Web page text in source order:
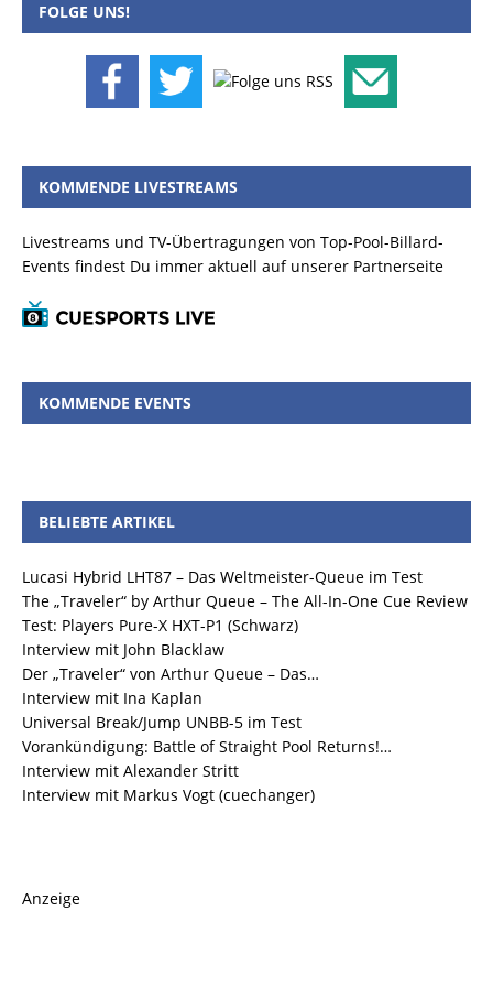
FOLGE UNS!
KOMMENDE LIVESTREAMS
Livestreams und TV-Übertragungen von Top-Pool-Billard-
Events findest Du immer aktuell auf unserer Partnerseite
KOMMENDE EVENTS
BELIEBTE ARTIKEL
Lucasi Hybrid LHT87 – Das Weltmeister-Queue im Test
The „Traveler“ by Arthur Queue – The All-In-One Cue Review
Test: Players Pure-X HXT-P1 (Schwarz)
Interview mit John Blacklaw
Der „Traveler“ von Arthur Queue – Das…
Interview mit Ina Kaplan
Universal Break/Jump UNBB-5 im Test
Vorankündigung: Battle of Straight Pool Returns!…
Interview mit Alexander Stritt
Interview mit Markus Vogt (cuechanger)
Anzeige